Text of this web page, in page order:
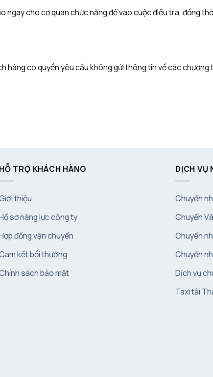
ngay cho cơ quan chức năng để vào cuộc điều tra, đồng
hàng có quyền yêu cầu không gửi thông tin về các chương
HỖ TRỢ KHÁCH HÀNG
thiệu
sơ năng lực công ty
đồng vận chuyển
kết bồi thường
sách bảo mật
DỊCH VỤ
Chuyển
Chuyển
Chuyển
Chuyển
Dịch vụ
Taxi tải